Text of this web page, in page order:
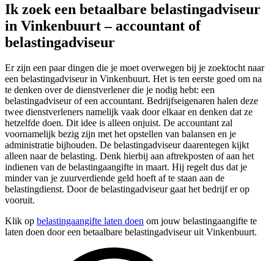
Ik zoek een betaalbare belastingadviseur
in Vinkenbuurt – accountant of
belastingadviseur
Er zijn een paar dingen die je moet overwegen bij je zoektocht naar
een belastingadviseur in Vinkenbuurt. Het is ten eerste goed om na
te denken over de dienstverlener die je nodig hebt: een
belastingadviseur of een accountant. Bedrijfseigenaren halen deze
twee dienstverleners namelijk vaak door elkaar en denken dat ze
hetzelfde doen. Dit idee is alleen onjuist. De accountant zal
voornamelijk bezig zijn met het opstellen van balansen en je
administratie bijhouden. De belastingadviseur daarentegen kijkt
alleen naar de belasting. Denk hierbij aan aftrekposten of aan het
indienen van de belastingaangifte in maart. Hij regelt dus dat je
minder van je zuurverdiende geld hoeft af te staan aan de
belastingdienst. Door de belastingadviseur gaat het bedrijf er op
vooruit.
Klik op belastingaangifte laten doen om jouw belastingaangifte te
laten doen door een betaalbare belastingadviseur uit Vinkenbuurt.